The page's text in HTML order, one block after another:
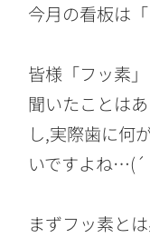
今月の看板は
皆様「フッ素
聞いたことは
し,実際歯に何
いですよね
まずフッ素と